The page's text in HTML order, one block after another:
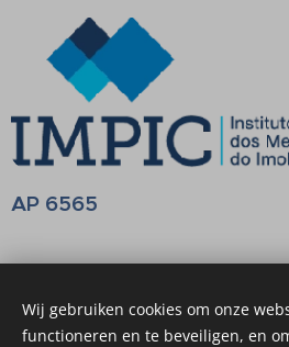
AP 6565
Wij gebruiken cookies om onze
functioneren en te beveiligen, en